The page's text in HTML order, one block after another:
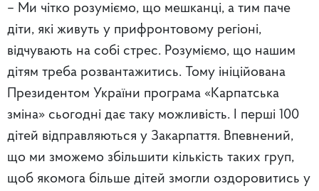
– Ми чітко розуміємо, що мешканці, а тим паче
діти, які живуть у прифронтовому регіоні,
відчувають на собі стрес. Розуміємо, що нашим
дітям треба розвантажитись. Тому ініційована
Президентом України програма «Карпатська
зміна» сьогодні дає таку можливість. І перші 100
дітей відправляються у Закарпаття. Впевнений,
що ми зможемо збільшити кількість таких груп,
щоб якомога більше дітей змогли оздоровитись у